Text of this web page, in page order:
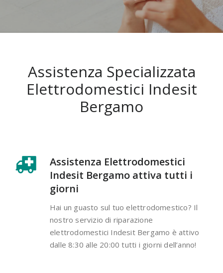
Assistenza Specializzata
Elettrodomestici Indesit
Bergamo
Assistenza Elettrodomestici
Indesit Bergamo attiva tutti i
giorni
Hai un guasto sul tuo elettrodomestico? Il
nostro servizio di riparazione
elettrodomestici Indesit Bergamo è attivo
dalle 8:30 alle 20:00 tutti i giorni dell’anno!